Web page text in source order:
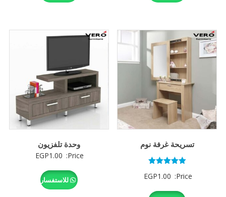
تسريحة غرفة نوم
5.00
Price:
EGP1.00
وحدة تلفزيون
Price:
EGP1.00
للاستفسار